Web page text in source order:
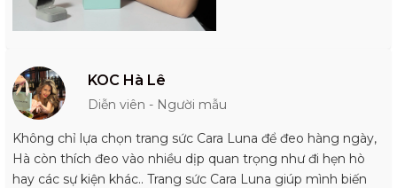
KOC Hà Lê
Diễn viên - Người mẫu
Không chỉ lựa chọn trang sức Cara Luna để đeo hàng ngày,
Hà còn thích đeo vào nhiều dịp quan trọng như đi hẹn hò
hay các sự kiện khác.. Trang sức Cara Luna giúp mình biến